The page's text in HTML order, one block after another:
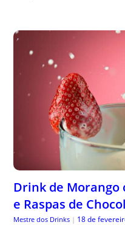
Drink de Morango
e Raspas de
Mestre dos Drinks | 18 de